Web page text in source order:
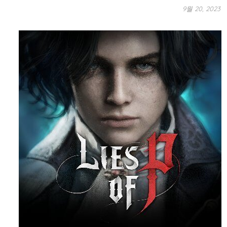
9월 20, 2023